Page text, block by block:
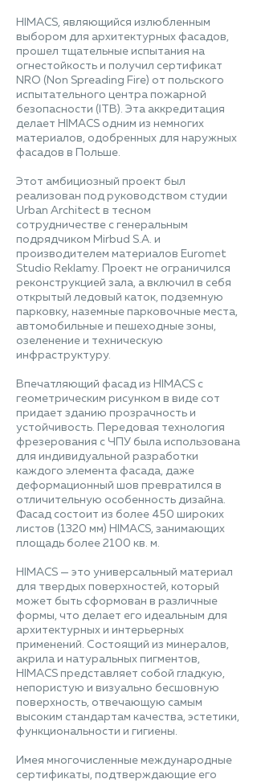
HIMACS, являющийся излюбленным
выбором для архитектурных фасадов,
прошел тщательные испытания на
огнестойкость и получил сертификат
NRO (Non Spreading Fire) от польского
испытательного центра пожарной
безопасности (ITB). Эта аккредитация
делает HIMACS одним из немногих
материалов, одобренных для наружных
фасадов в Польше.
Этот амбициозный проект был
реализован под руководством студии
Urban Architect в тесном
сотрудничестве с генеральным
подрядчиком Mirbud S.A. и
производителем материалов Euromet
Studio Reklamy. Проект не ограничился
реконструкцией зала, а включил в себя
открытый ледовый каток, подземную
парковку, наземные парковочные места,
автомобильные и пешеходные зоны,
озеленение и техническую
инфраструктуру.
Впечатляющий фасад из HIMACS с
геометрическим рисунком в виде сот
придает зданию прозрачность и
устойчивость. Передовая технология
фрезерования с ЧПУ была использована
для индивидуальной разработки
каждого элемента фасада, даже
деформационный шов превратился в
отличительную особенность дизайна.
Фасад состоит из более 450 широких
листов (1320 мм) HIMACS, занимающих
площадь более 2100 кв. м.
HIMACS — это универсальный материал
для твердых поверхностей, который
может быть сформован в различные
формы, что делает его идеальным для
архитектурных и интерьерных
применений. Состоящий из минералов,
акрила и натуральных пигментов,
HIMACS представляет собой гладкую,
непористую и визуально бесшовную
поверхность, отвечающую самым
высоким стандартам качества, эстетики,
функциональности и гигиены.
Имея многочисленные международные
сертификаты, подтверждающие его